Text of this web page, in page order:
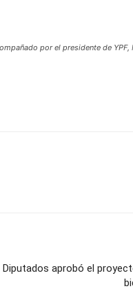
por el presidente de YPF,
Diputados aprobó el